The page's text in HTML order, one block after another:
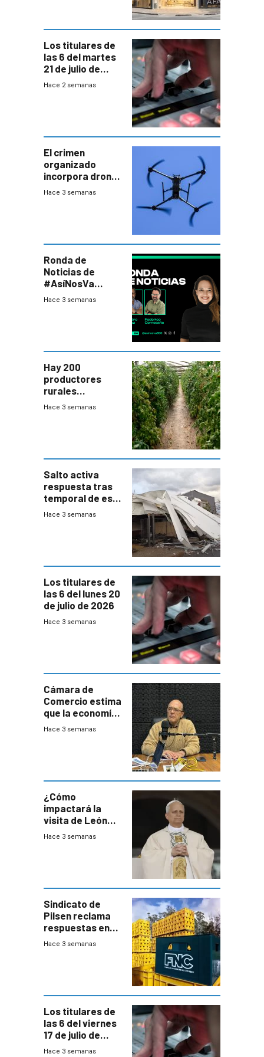
Los titulares de
las 6 del martes
21 de julio de
2026
Hace 2 semanas
El crimen
organizado
incorpora drones
y abre un nuevo
Hace 3 semanas
Ronda de
Noticias de
#AsíNosVa
(20/7/26)
Hace 3 semanas
Hay 200
productores
rurales
afectados tras
Hace 3 semanas
Salto activa
respuesta tras
temporal de este
sábado con
Hace 3 semanas
Los titulares de
las 6 del lunes 20
de julio de 2026
Hace 3 semanas
Cámara de
Comercio estima
que la economía
crecerá 1,6%
Hace 3 semanas
¿Cómo
impactará la
visita de León
XIV a Uruguay?
Hace 3 semanas
Sindicato de
Pilsen reclama
respuestas en
medio de
Hace 3 semanas
Los titulares de
las 6 del viernes
17 de julio de
2026
Hace 3 semanas